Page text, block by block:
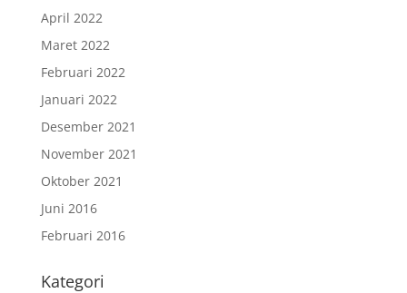
April 2022
Maret 2022
Februari 2022
Januari 2022
Desember 2021
November 2021
Oktober 2021
Juni 2016
Februari 2016
Kategori